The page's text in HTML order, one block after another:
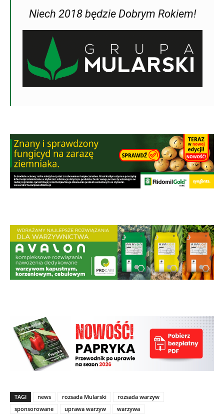
Niech 2018 będzie Dobrym Rokiem!
TAGI news rozsada Mularski
rozsada warzyw
sponsorowane
uprawa warzyw warzywa